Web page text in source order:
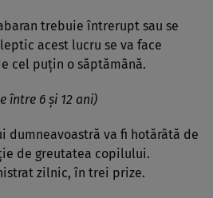
trebuie întrerupt sau se
acest lucru se va face
cel puţin o săptămână.
între 6 şi 12 ani)
dumneavoastră va fi hotărâtă de
de greutatea copilului.
zilnic, în trei prize.